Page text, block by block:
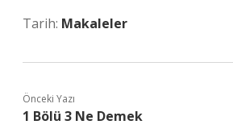
Tarih: Makaleler
Önceki Yazı
1 Bölü 3 Ne Demek